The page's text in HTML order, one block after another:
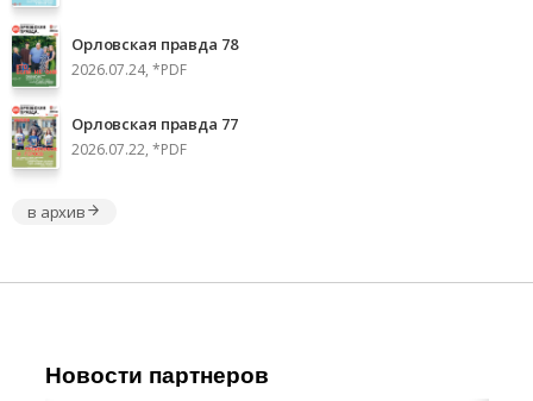
Орловская правда 78
2026.07.24, *PDF
Орловская правда 77
2026.07.22, *PDF
в архив
Новости партнеров